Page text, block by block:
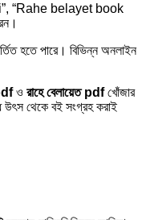
“Rahe belayet book
হতে পারে। বিভিন্ন অনলাইন
ও রাহে বেলায়েত pdfখোঁজার
উৎস থেকে বই সংগ্রহ করাই